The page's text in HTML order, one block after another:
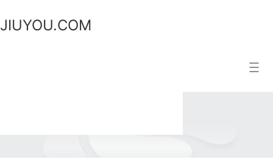
JIUYOU.COM